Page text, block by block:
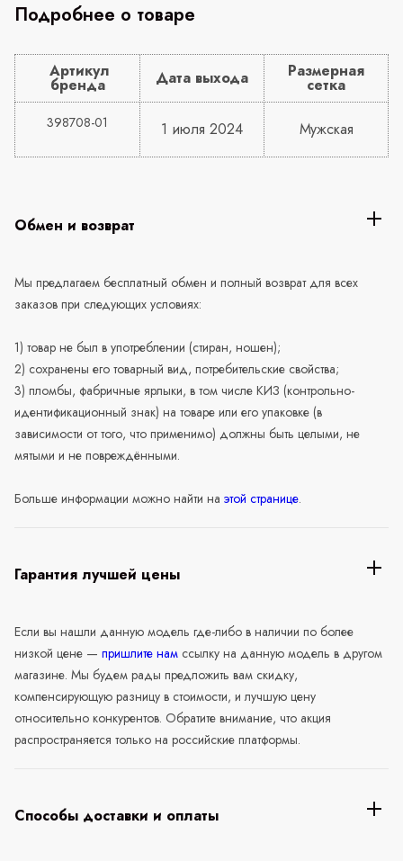
Подробнее о товаре
Артикул
бренда Дата выхода Размерная
сетка
398708-01 1 июля 2024 Мужская
Обмен и возврат
Мы предлагаем бесплатный обмен и полный возврат для всех
заказов при следующих условиях:
1) товар не был в употреблении (стиран, ношен);
2) сохранены его товарный вид, потребительские свойства;
3) пломбы, фабричные ярлыки, в том числе КИЗ (контрольно-
идентификационный знак) на товаре или его упаковке (в
зависимости от того, что применимо) должны быть целыми, не
мятыми и не повреждёнными.
Больше информации можно найти на этой странице.
Гарантия лучшей цены
Если вы нашли данную модель где-либо в наличии по более
низкой цене — пришлите нам ссылку на данную модель в другом
магазине. Мы будем рады предложить вам скидку,
компенсирующую разницу в стоимости, и лучшую цену
относительно конкурентов. Обратите внимание, что акция
распространяется только на российские платформы.
Способы доставки и оплаты